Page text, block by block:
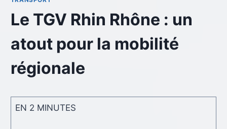
Le TGV Rhin Rhône : un
atout pour la mobilité
régionale
EN 2 MINUTES